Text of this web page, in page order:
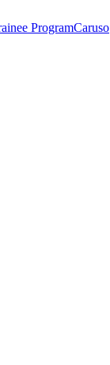
ProgramCaruso